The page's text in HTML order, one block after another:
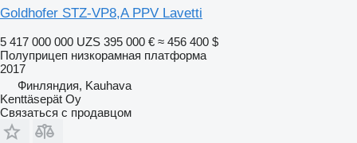
Goldhofer STZ-VP8,A PPV Lavetti
5 417 000 000 UZS 395 000 € ≈ 456 400 $
Полуприцеп низкорамная платформа
2017
Финляндия, Kauhava
Kenttäsepät Oy
Связаться с продавцом